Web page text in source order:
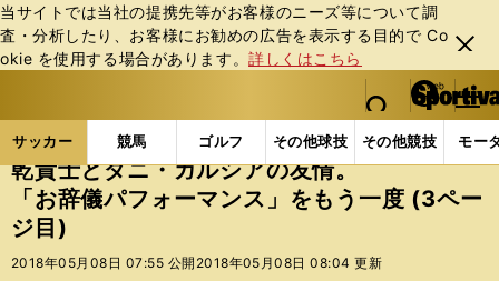
当サイトでは当社の提携先等がお客様のニーズ等について調
査・分析したり、お客様にお勧めの広告を表⽰する⽬的で Co
okie を使⽤する場合があります。詳しくはこちら
閉じ
る
web Sportiva (webスポルティーバ)
検索
マイペ
ー
ジ
メニュ
サッカー 競馬 ゴルフ その他球技 その他競技 モー
ス
ポ
ル
テ
ー
サッカーの記事一覧 海外サッカー 海外サッカー
乾貴士とダニ・ガルシアの友情。
「お辞儀パフォーマンス」をもう一度 (3ペー
ジ目)
2018年05月08日 07:55 公開 2018年05月08日 08:04 更新